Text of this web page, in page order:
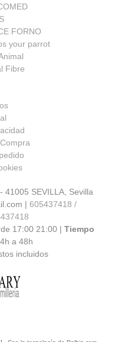
FORNO
your parrot
Fibre
41005 SEVILLA, Sevilla
| 605437418 /
17:00 21:00 | Tiempo
a 48h
incluidos